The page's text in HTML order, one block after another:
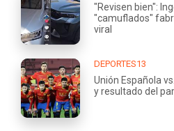
"Revisen bien":
"camuflados"
viral
DEPORTES13
Unión Española
y resultado del